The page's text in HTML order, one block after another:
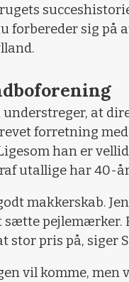
forbereder sig
at
forretning
han er
utallige har 40-
makkerskab.
sætte
stor pris på, siger
vil komme,